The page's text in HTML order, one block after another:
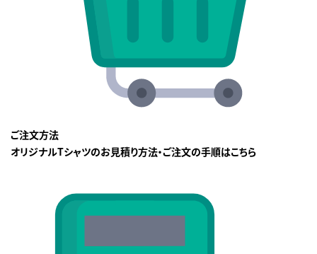
ご注文方法
オリジナルTシャツのお見積り方法・ご注文の手順はこちら